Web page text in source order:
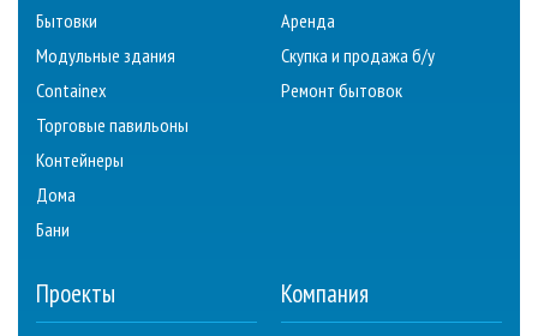
Бытовки
Модульные здания
Containex
Торговые павильоны
Контейнеры
Дома
Бани
Аренда
Скупка и продажа б/у
Ремонт бытовок
Проекты Компания